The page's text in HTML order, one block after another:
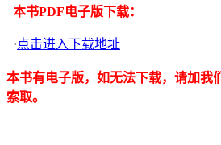
本书PDF电子版下载：
·点击进入下载地址
本书有电子版，如无法下载，请加我
索取。